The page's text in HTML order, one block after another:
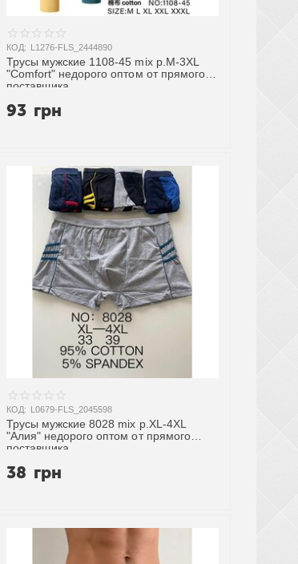
КОД: L1276-FLS_2444890
Трусы мужские 1108-45 mix р.M-3XL
"Comfort" недорого оптом от прямого
поставщика
93 грн
КОД: L0679-FLS_2045598
Трусы мужские 8028 mix р.XL-4XL
"Алия" недорого оптом от прямого
поставщика
38 грн